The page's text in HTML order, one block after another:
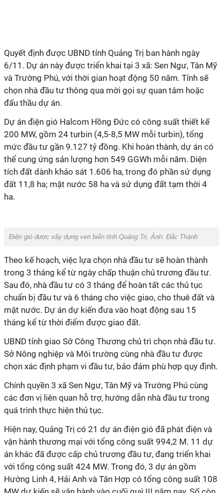
Quyết định được UBND tỉnh Quảng Trị ban hành ngày
6/11. Dự án này được triển khai tại 3 xã: Sen Ngư, Tân Mỹ
và Trường Phú, với thời gian hoạt động 50 năm. Tỉnh sẽ
chọn nhà đầu tư thông qua mời gọi sự quan tâm hoặc
đấu thầu dự án.
Dự án điện gió Halcom Hồng Đức có công suất thiết kế
200 MW, gồm 24 turbin (4,5-8,5 MW mỗi turbin), tổng
mức đầu tư gần 9.127 tỷ đồng. Khi hoàn thành, dự án có
thể cung ứng sản lượng hơn 549 GGWh mỗi năm. Diện
tích đất dành khảo sát 1.606 ha, trong đó phần sử dụng
đất 11,8 ha; mặt nước 58 ha và sử dụng đất tạm thời 4
ha.
Điện gió được xây dựng ven biển tỉnh Quảng Trị. Ảnh: Đắc Thành
Theo kế hoạch, việc lựa chọn nhà đầu tư sẽ hoàn thành
trong 3 tháng kể từ ngày chấp thuận chủ trương đầu tư.
Sau đó, nhà đầu tư có 3 tháng để hoàn tất các thủ tục
chuẩn bị đầu tư và 6 tháng cho việc giao, cho thuê đất và
mặt nước. Dự án dự kiến đưa vào hoạt động sau 15
tháng kể từ thời điểm được giao đất.
UBND tỉnh giao Sở Công Thương chủ trì chọn nhà đầu tư.
Sở Nông nghiệp và Môi trường cùng nhà đầu tư được
chọn xác định phạm vi đầu tư, bảo đảm phù hợp quy định.
Chính quyền 3 xã Sen Ngư, Tân Mỹ và Trường Phú cùng
các đơn vị liên quan hỗ trợ, hướng dẫn nhà đầu tư trong
quá trình thực hiện thủ tục.
Hiện nay, Quảng Trị có 21 dự án điện gió đã phát điện và
vận hành thương mại với tổng công suất 994,2 M. 11 dự
án khác đã được cấp chủ trương đầu tư, đang triển khai
với tổng công suất 424 MW. Trong đó, 3 dự án gồm
Hướng Linh 4, Hải Anh và Tân Hợp có tổng công suất 108